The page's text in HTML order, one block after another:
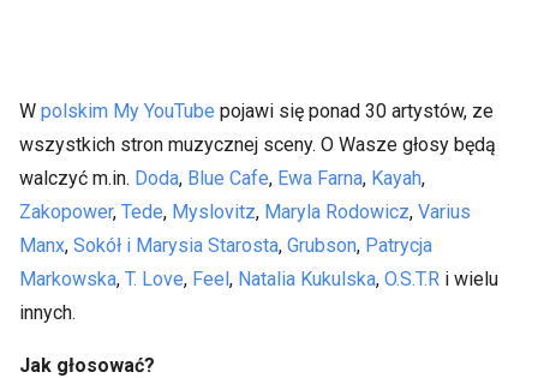
W polskim My YouTube pojawi się ponad 30 artystów, ze
wszystkich stron muzycznej sceny. O Wasze głosy będą
walczyć m.in. Doda, Blue Cafe, Ewa Farna, Kayah,
Zakopower, Tede, Myslovitz, Maryla Rodowicz, Varius
Manx, Sokół i Marysia Starosta, Grubson, Patrycja
Markowska, T. Love, Feel, Natalia Kukulska, O.S.T.R i wielu
innych.
Jak głosować?